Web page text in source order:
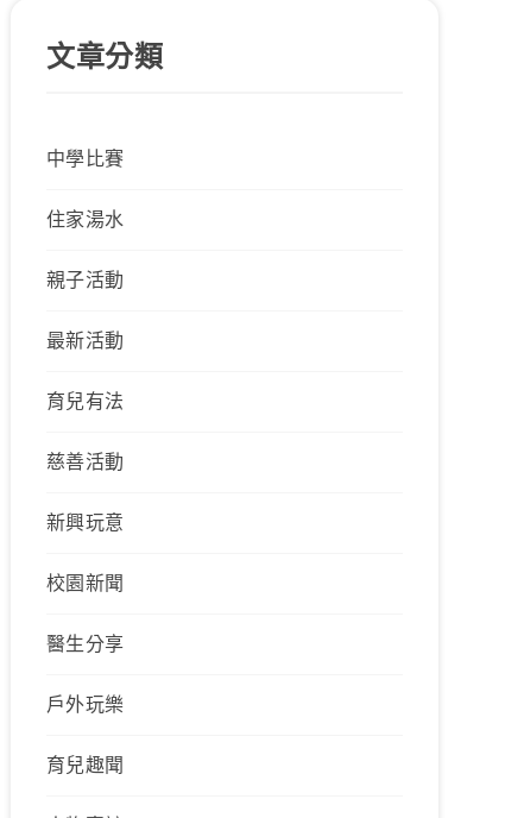
文章分類
中學比賽
住家湯水
親子活動
最新活動
育兒有法
慈善活動
新興玩意
校園新聞
醫生分享
戶外玩樂
育兒趣聞